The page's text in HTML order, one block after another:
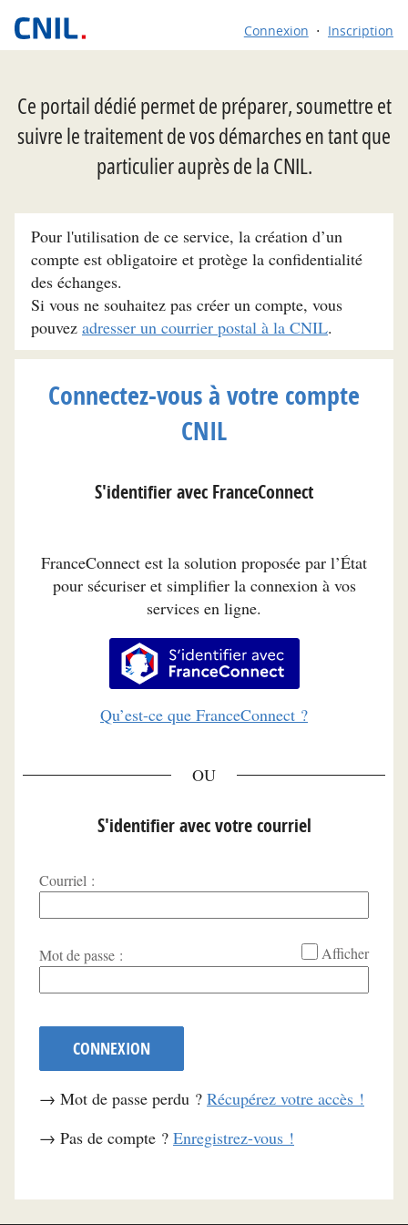
Connexion Inscription
Ce portail dédié permet de préparer, soumettre et
suivre le traitement de vos démarches en tant que
particulier auprès de la CNIL.
Pour l'utilisation de ce service, la création d’un
compte est obligatoire et protège la confidentialité
des échanges.
Si vous ne souhaitez pas créer un compte, vous
pouvez adresser un courrier postal à la CNIL.
Connectez-vous à votre compte
CNIL
S'identifier avec FranceConnect
FranceConnect est la solution proposée par l’État
pour sécuriser et simplifier la connexion à vos
services en ligne.
S’identifier avec
Qu’est-ce que FranceConnect ?
S'identifier avec votre courriel
Courriel :
Mot de passe : Afficher
CONNEXION
→ Mot de passe perdu ? Récupérez votre accès !
→ Pas de compte ? Enregistrez-vous !